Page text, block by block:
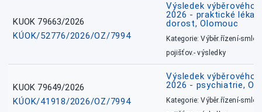
KUOK 79663/2026
KÚOK/52776/2026/OZ/7994
Výsledek výběrového
2026 - praktické
dorost, Olomouc
Kategorie: Výběr.řízení-
pojišťov.- výsledky
KUOK 79649/2026
KÚOK/41918/2026/OZ/7994
Výsledek výběrového
2026 - psychiatrie,
Kategorie: Výběr.řízení-